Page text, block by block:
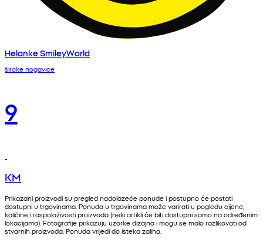
Helanke SmileyWorld
široke nogavice
9
KM
Prikazani proizvodi su pregled nadolazeće ponude i postupno će postati
dostupni u trgovinama. Ponuda u trgovinama može varirati u pogledu cijene,
količine i raspoloživosti proizvoda (neki artikli će biti dostupni samo na određenim
lokacijama). Fotografije prikazuju uzorke dizajna i mogu se malo razlikovati od
stvarnih proizvoda. Ponuda vrijedi do isteka zaliha.